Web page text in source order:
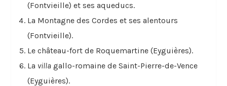
(Fontvieille) et ses aqueducs.
La Montagne des Cordes et ses alentours
(Fontvieille).
Le château-fort de Roquemartine (Eyguières).
La villa gallo-romaine de Saint-Pierre-de-Vence
(Eyguières).